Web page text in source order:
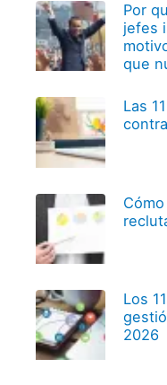
Por
jefes
que
Las
Los
2026